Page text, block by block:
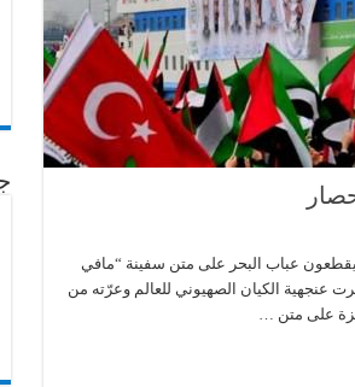
لم يخطر ببال المتضامنين الأتراك، الذين كانوا في ليلة 31 أيار/ مايو 2010 يقطعون عباب البحر على متن سفينة “مافي
عنجهية الكيان الصهيوني للعالم وعرّته من
غزة على متن …